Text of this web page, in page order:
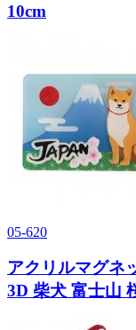
10cm
05-620
アクリルマグネ
3D 柴犬 富士山